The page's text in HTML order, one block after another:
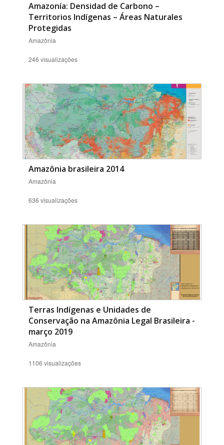
Amazonía: Densidad de Carbono –
Territorios Indígenas – Áreas Naturales
Protegidas
Amazônia
246 visualizações
Amazônia brasileira 2014
Amazônia
636 visualizações
Terras Indígenas e Unidades de
Conservação na Amazônia Legal Brasileira -
março 2019
Amazônia
1106 visualizações